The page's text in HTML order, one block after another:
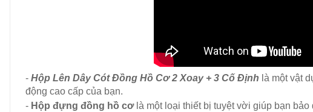
- Hộp Lên Dây Cót Đồng Hồ Cơ 2 Xoay + 3 Cố Định là một vật
động cao cấp của bạn.
- Hộp đựng đồng hồ cơlà một loại thiết bị tuyệt vời giúp bạn